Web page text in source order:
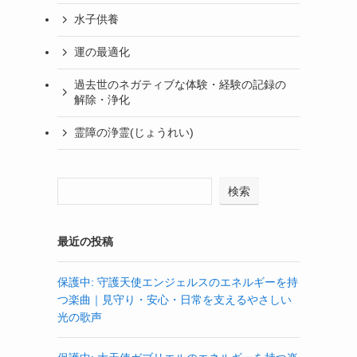
水子供養
運の最適化
過去世のネガティブな体験・経験の記録の
解除・浄化
霊障の浄霊(じょうれい)
検索
最近の投稿
保護中: 守護天使エンジェルスのエネルギーを持
つ楽曲｜見守り・安心・日常を支えるやさしい
光の歌声